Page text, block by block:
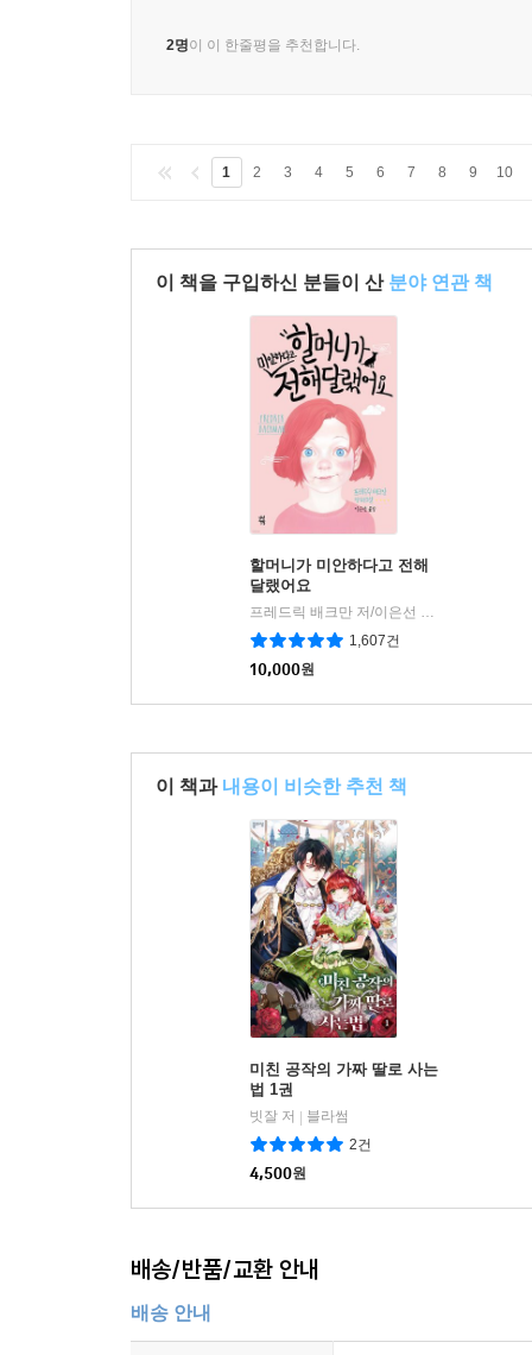
2명이 이 한줄평을 추천합니다.
1 2 3 4 5 6 7 8 9 10
이 책을 구입하신 분들이 산 분야 연관 책
할머니가 미안하다고 전해
달랬어요
1,607건
10,000원
이 책과 내용이 비슷한 추천 책
미친 공작의 가짜 딸로 사는
법 1권
빗잘 저 | 블라썸
2건
4,500원
배송/반품/교환 안내
배송 안내